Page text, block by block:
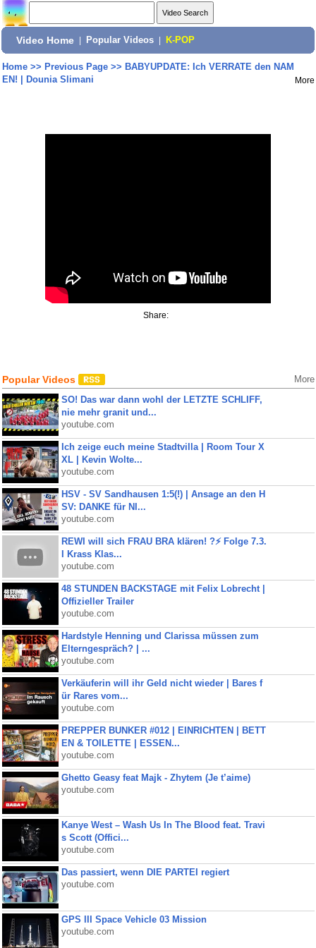
Video Home Popular Videos K-POP
Home>> Previous Page>> BABYUPDATE: Ich VERRATE den NAM
EN! | Dounia Slimani
More
Share:
Popular Videos More
SO! Das war dann wohl der LETZTE SCHLIFF,
nie mehr granit und...
youtube.com
Ich zeige euch meine Stadtvilla | Room Tour X
XL | Kevin Wolte...
youtube.com
HSV - SV Sandhausen 1:5(!) | Ansage an den H
SV: DANKE für NI...
youtube.com
REWI will sich FRAU BRA klären! ?⚡️ Folge 7.3.
I Krass Klas...
youtube.com
48 STUNDEN BACKSTAGE mit Felix Lobrecht |
Offizieller Trailer
youtube.com
Hardstyle Henning und Clarissa müssen zum
Elterngespräch? | ...
youtube.com
Verkäuferin will ihr Geld nicht wieder | Bares f
ür Rares vom...
youtube.com
PREPPER BUNKER #012 | EINRICHTEN | BETT
EN & TOILETTE | ESSEN...
youtube.com
Ghetto Geasy feat Majk - Zhytem (Je t’aime)
youtube.com
Kanye West – Wash Us In The Blood feat. Travi
s Scott (Offici...
youtube.com
Das passiert, wenn DIE PARTEI regiert
youtube.com
GPS III Space Vehicle 03 Mission
youtube.com